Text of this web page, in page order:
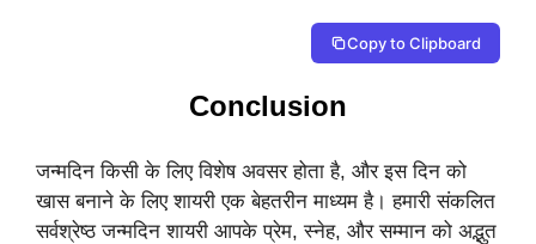
Copy to Clipboard
Conclusion
जन्मदिन किसी के लिए विशेष अवसर होता है, और इस दिन को
खास बनाने के लिए शायरी एक बेहतरीन माध्यम है। हमारी संकलित
सर्वश्रेष्ठ जन्मदिन शायरी आपके प्रेम, स्नेह, और सम्मान को अद्भुत